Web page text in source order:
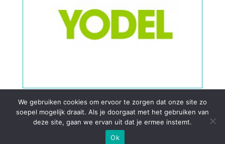
Yodel
Sorteersystemen
bomb-bay sorteersysteem voor pakketten
We gebruiken cookies om ervoor te zorgen dat onze site zo
soepel mogelijk draait. Als je doorgaat met het gebruiken van
deze site, gaan we ervan uit dat je ermee instemt.
Ok